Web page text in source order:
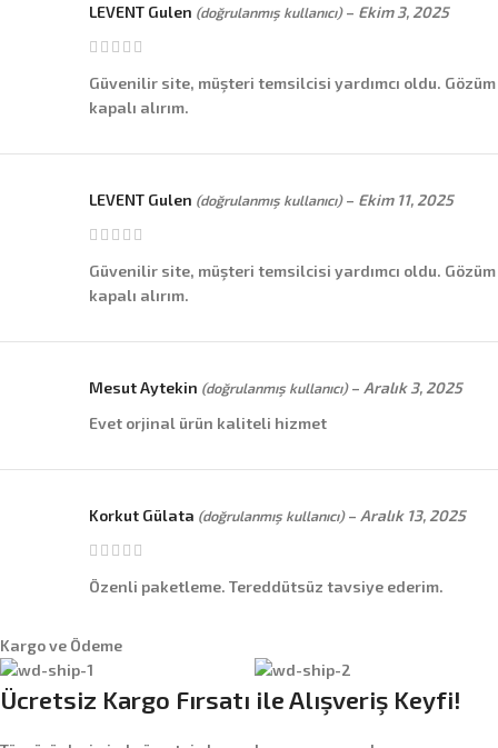
LEVENT Gulen (doğrulanmış kullanıcı) – Ekim 3, 2025
Güvenilir site, müşteri temsilcisi yardımcı oldu. Gözüm
kapalı alırım.
LEVENT Gulen (doğrulanmış kullanıcı) – Ekim 11, 2025
Güvenilir site, müşteri temsilcisi yardımcı oldu. Gözüm
kapalı alırım.
Mesut Aytekin (doğrulanmış kullanıcı) – Aralık 3, 2025
Evet orjinal ürün kaliteli hizmet
Korkut Gülata (doğrulanmış kullanıcı) – Aralık 13, 2025
Özenli paketleme. Tereddütsüz tavsiye ederim.
Kargo ve Ödeme
Ücretsiz Kargo Fırsatı ile Alışveriş Keyfi!